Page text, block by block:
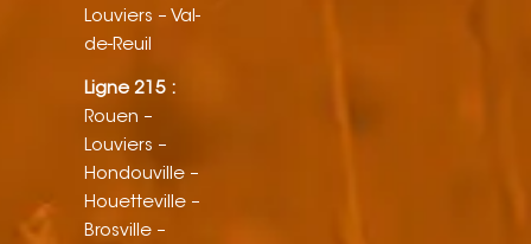
Louviers – Val-
de-Reuil
Ligne 215 :
Rouen –
Louviers –
Hondouville –
Houetteville –
Brosville –